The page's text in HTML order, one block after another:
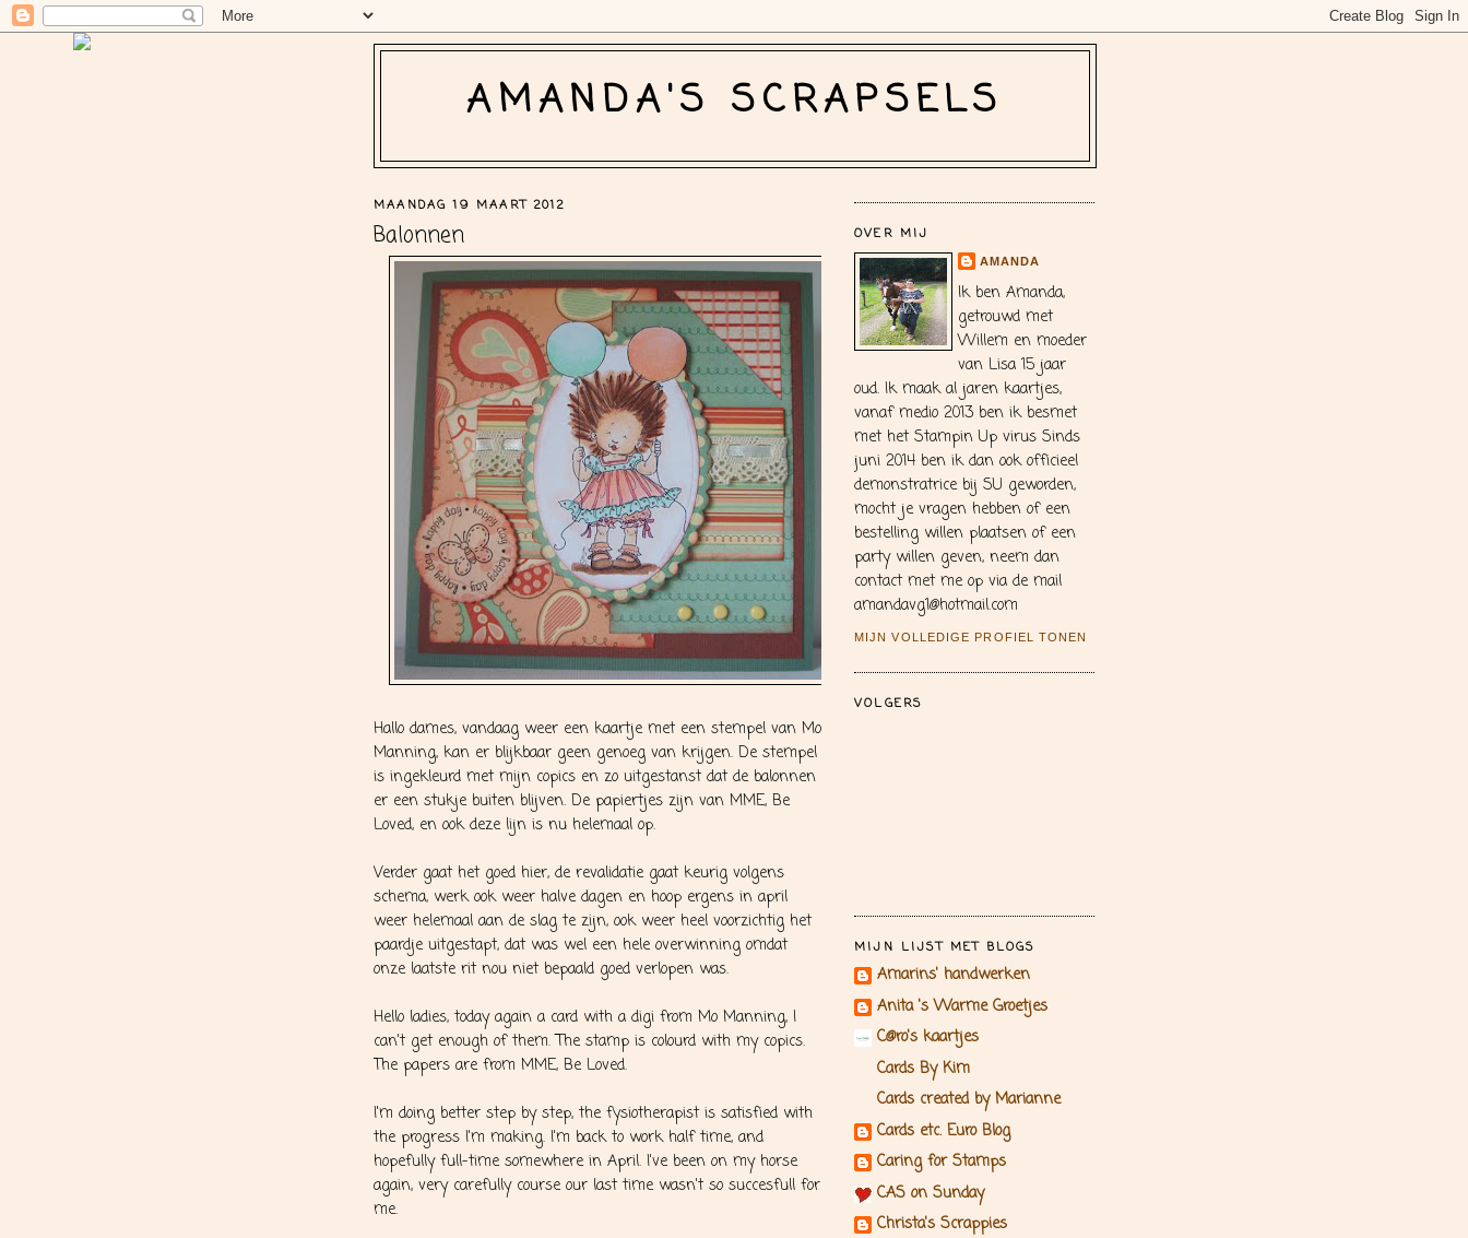
AMANDA'S SCRAPSELS
MAANDAG 19 MAART 2012
Balonnen
Hallo dames, vandaag weer een kaartje met een stempel van Mo
Manning, kan er blijkbaar geen genoeg van krijgen. De stempel
is ingekleurd met mijn copics en zo uitgestanst dat de balonnen
er een stukje buiten blijven. De papiertjes zijn van MME, Be
Loved, en ook deze lijn is nu helemaal op.
Verder gaat het goed hier, de revalidatie gaat keurig volgens
schema, werk ook weer halve dagen en hoop ergens in april
weer helemaal aan de slag te zijn, ook weer heel voorzichtig het
paardje uitgestapt, dat was wel een hele overwinning omdat
onze laatste rit nou niet bepaald goed verlopen was.
Hello ladies, today again a card with a digi from Mo Manning, I
can't get enough of them. The stamp is colourd with my copics.
The papers are from MME, Be Loved.
I'm doing better step by step, the fysiotherapist is satisfied with
the progress I'm making. I'm back to work half time, and
hopefully full-time somewhere in April. I've been on my horse
again, very carefully course our last time wasn't so succesfull for
me.
OVER MIJ
AMANDA
Ik ben Amanda,
getrouwd met
Willem en moeder
van Lisa 15 jaar
oud. Ik maak al jaren kaartjes,
vanaf medio 2013 ben ik besmet
met het Stampin Up virus Sinds
juni 2014 ben ik dan ook officieel
demonstratrice bij SU geworden,
mocht je vragen hebben of een
bestelling willen plaatsen of een
party willen geven, neem dan
contact met me op via de mail
amandavg1@hotmail.com
MIJN VOLLEDIGE PROFIEL TONEN
VOLGERS
MIJN LIJST MET BLOGS
Amarins' handwerken
Anita 's Warme Groetjes
C@ro's kaartjes
Cards By Kim
Cards created by Marianne
Cards etc. Euro Blog
Caring for Stamps
CAS on Sunday
Christa's Scrappies